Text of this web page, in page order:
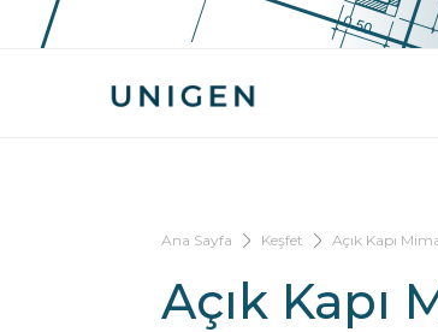
Ana Sayfa Keşfet Açık Kapı
Açık Kapı